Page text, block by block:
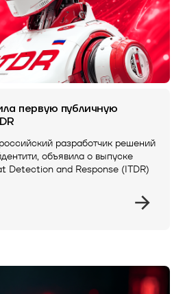
первую публичную
разработчик решений
объявила о выпуске
Detection and Response (ITDR)